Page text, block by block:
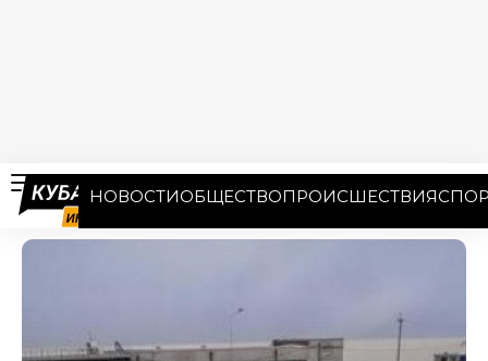
НОВОСТИОБЩЕСТВОПРОИСШЕСТВИЯ